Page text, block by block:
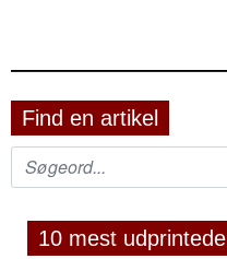
Find en artikel
10 mest udprintede